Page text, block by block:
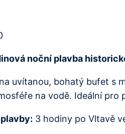
noční plavba
uvítanou, bohatý bufet s
na vodě. Ideální
3 hodiny po Vltavě